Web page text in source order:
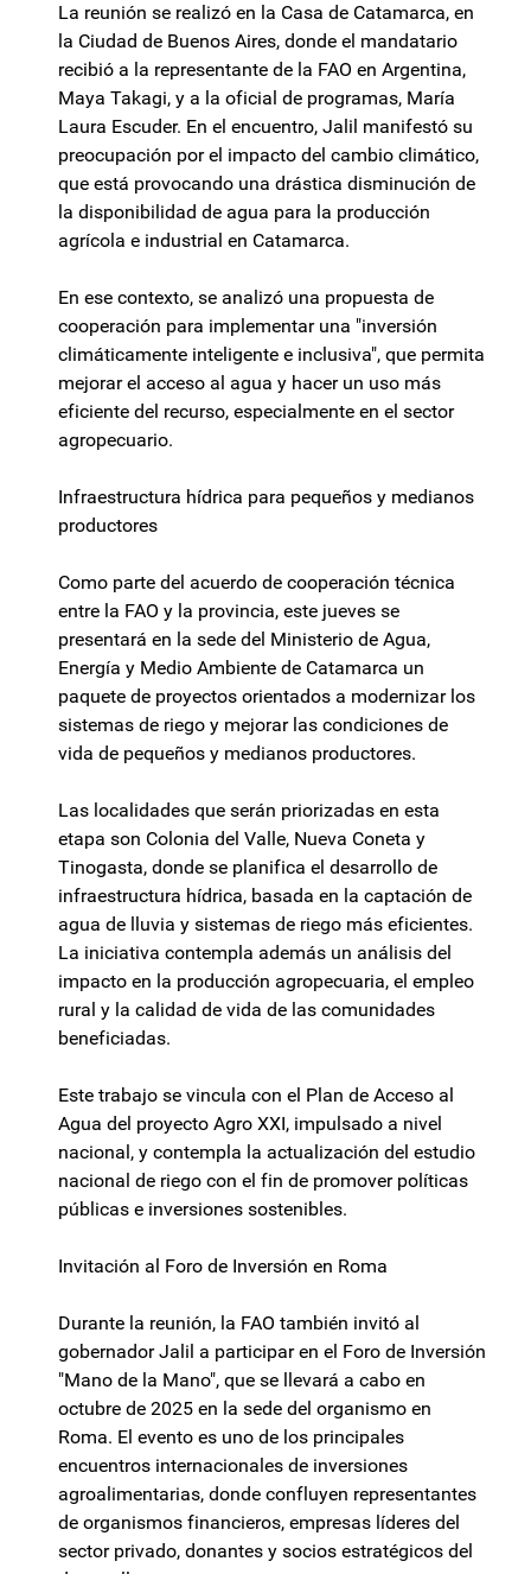
La reunión se realizó en la Casa de Catamarca, en
la Ciudad de Buenos Aires, donde el mandatario
recibió a la representante de la FAO en Argentina,
Maya Takagi, y a la oficial de programas, María
Laura Escuder. En el encuentro, Jalil manifestó su
preocupación por el impacto del cambio climático,
que está provocando una drástica disminución de
la disponibilidad de agua para la producción
agrícola e industrial en Catamarca.
En ese contexto, se analizó una propuesta de
cooperación para implementar una "inversión
climáticamente inteligente e inclusiva", que permita
mejorar el acceso al agua y hacer un uso más
eficiente del recurso, especialmente en el sector
agropecuario.
Infraestructura hídrica para pequeños y medianos
productores
Como parte del acuerdo de cooperación técnica
entre la FAO y la provincia, este jueves se
presentará en la sede del Ministerio de Agua,
Energía y Medio Ambiente de Catamarca un
paquete de proyectos orientados a modernizar los
sistemas de riego y mejorar las condiciones de
vida de pequeños y medianos productores.
Las localidades que serán priorizadas en esta
etapa son Colonia del Valle, Nueva Coneta y
Tinogasta, donde se planifica el desarrollo de
infraestructura hídrica, basada en la captación de
agua de lluvia y sistemas de riego más eficientes.
La iniciativa contempla además un análisis del
impacto en la producción agropecuaria, el empleo
rural y la calidad de vida de las comunidades
beneficiadas.
Este trabajo se vincula con el Plan de Acceso al
Agua del proyecto Agro XXI, impulsado a nivel
nacional, y contempla la actualización del estudio
nacional de riego con el fin de promover políticas
públicas e inversiones sostenibles.
Invitación al Foro de Inversión en Roma
Durante la reunión, la FAO también invitó al
gobernador Jalil a participar en el Foro de Inversión
"Mano de la Mano", que se llevará a cabo en
octubre de 2025 en la sede del organismo en
Roma. El evento es uno de los principales
encuentros internacionales de inversiones
agroalimentarias, donde confluyen representantes
de organismos financieros, empresas líderes del
sector privado, donantes y socios estratégicos del